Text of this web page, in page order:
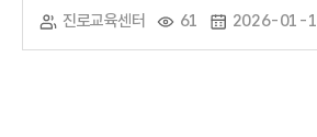
진로교육센터 61 2026-01-